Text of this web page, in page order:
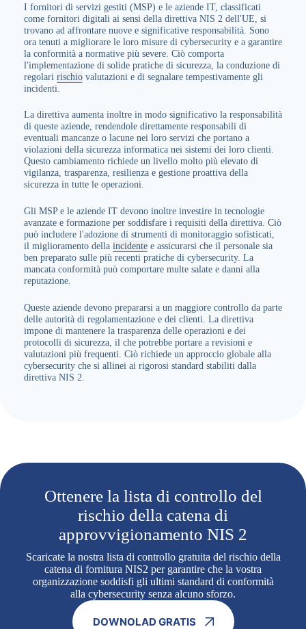
I fornitori di servizi gestiti (MSP) e le aziende IT, classificati
come fornitori digitali ai sensi della direttiva NIS 2 dell'UE, si
trovano ad affrontare nuove e significative responsabilità. Sono
ora tenuti a migliorare le loro misure di cybersecurity e a garantire
la conformità a normative più severe. Ciò comporta
l'implementazione di solide pratiche di sicurezza, la conduzione di
regolari rischio valutazioni e di segnalare tempestivamente gli
incidenti.
La direttiva aumenta inoltre in modo significativo la responsabilità
di queste aziende, rendendole direttamente responsabili di
eventuali mancanze o lacune nei loro servizi che portano a
violazioni della sicurezza informatica nei sistemi dei loro clienti.
Questo cambiamento richiede un livello molto più elevato di
vigilanza, trasparenza, resilienza e gestione proattiva della
sicurezza in tutte le operazioni.
Gli MSP e le aziende IT devono inoltre investire in tecnologie
avanzate e formazione per soddisfare i requisiti della direttiva. Ciò
può includere l'adozione di strumenti di monitoraggio sofisticati,
il miglioramento della incidente e assicurarsi che il personale sia
ben preparato sulle più recenti pratiche di cybersecurity. La
mancata conformità può comportare multe salate e danni alla
reputazione.
Queste aziende devono prepararsi a un maggiore controllo da parte
delle autorità di regolamentazione e dei clienti. La direttiva
impone di mantenere la trasparenza delle operazioni e dei
protocolli di sicurezza, il che potrebbe portare a revisioni e
valutazioni più frequenti. Ciò richiede un approccio globale alla
cybersecurity che si allinei ai rigorosi standard stabiliti dalla
direttiva NIS 2.
Ottenere la lista di controllo del
rischio della catena di
approvvigionamento NIS 2
Scaricate la nostra lista di controllo gratuita del rischio della
catena di fornitura NIS2 per garantire che la vostra
organizzazione soddisfi gli ultimi standard di conformità
alla cybersecurity senza alcuno sforzo.
DOWNOLAD GRATIS